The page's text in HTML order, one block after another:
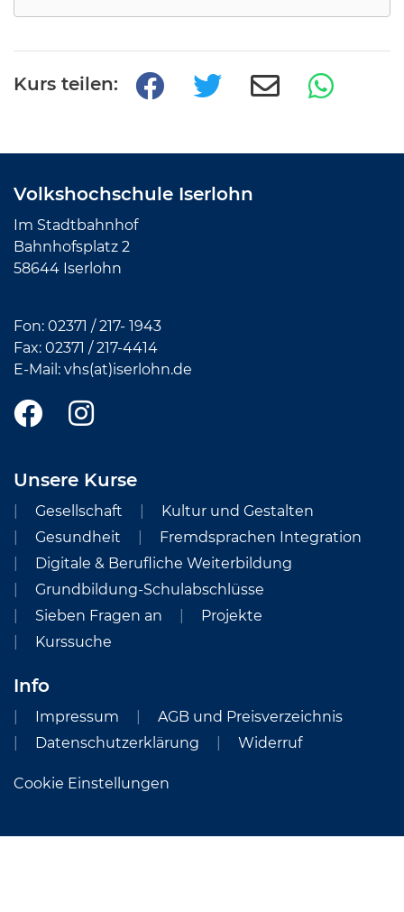
Kurs teilen:
Volkshochschule Iserlohn
Im Stadtbahnhof
Bahnhofsplatz 2
58644 Iserlohn
Fon: 02371 / 217- 1943
Fax: 02371 /217-4414
E-Mail: vhs(at)iserlohn.de
Unsere Kurse
Gesellschaft
Kultur und Gestalten
Gesundheit
Fremdsprachen Integration
Digitale & Berufliche Weiterbildung
Grundbildung-Schulabschlüsse
Sieben Fragen an
Projekte
Kurssuche
Info
Impressum
AGB und Preisverzeichnis
Datenschutzerklärung
Widerruf
Cookie Einstellungen